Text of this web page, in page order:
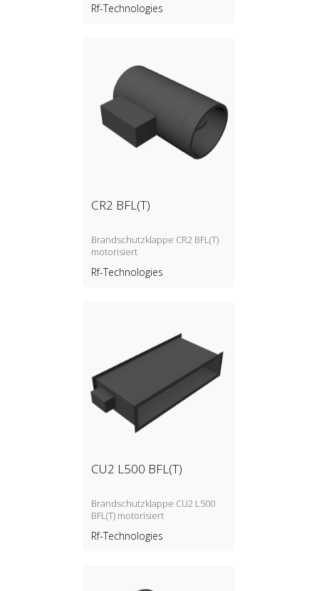
(Schmelzlot)
Rf-Technologies
CR2 BFL(T)
Brandschutzklappe CR2 BFL(T)
motorisiert
Rf-Technologies
CU2 L500 BFL(T)
Brandschutzklappe CU2 L500
BFL(T) motorisiert
Rf-Technologies